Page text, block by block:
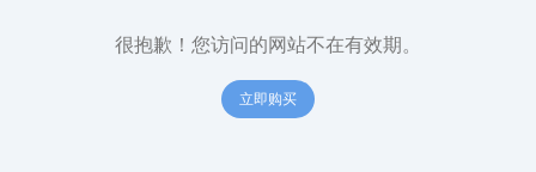
很抱歉！您访问的网站不在有效期。
立即购买